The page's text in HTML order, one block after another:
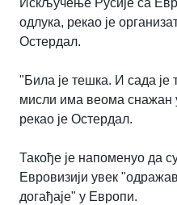
Искључење Русије са
одлука, рекао је
Остердал.
"Била је тешка. И сада
мисли има веома снажан
рекао је Остердал.
Такође је напоменуо да
Евровизији увек
догађаје" у Европи.